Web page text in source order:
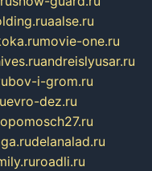
aalse.ru
movie-one.ru
andreislyusar.ru
i-grom.ru
evro-dez.ru
delanalad.ru
roadli.ru